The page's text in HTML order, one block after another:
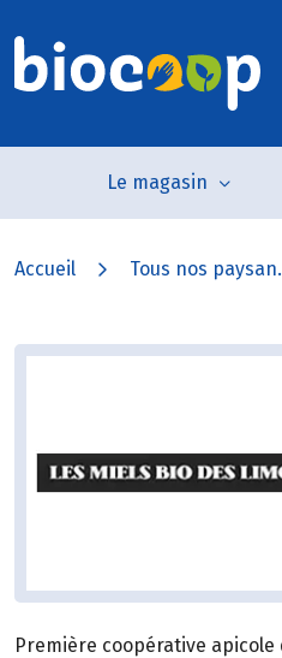
Le magasin
Accueil Tous nos
Première coopérative apicole